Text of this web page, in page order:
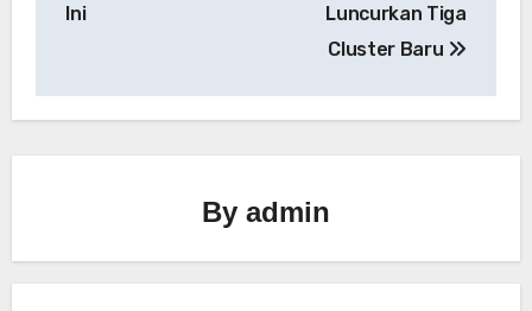
Ini
Luncurkan Tiga
Cluster Baru
By admin